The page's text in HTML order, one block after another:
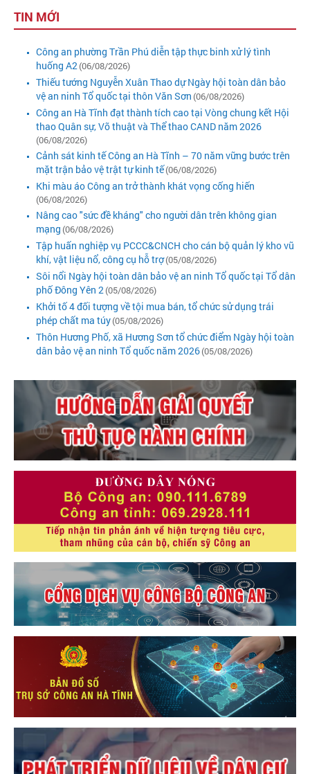
TIN MỚI
Công an phường Trần Phú diễn tập thực binh xử lý tình
huống A2(06/08/2026)
Thiếu tướng Nguyễn Xuân Thao dự Ngày hội toàn dân bảo
vệ an ninh Tổ quốc tại thôn Văn Sơn (06/08/2026)
Công an Hà Tĩnh đạt thành tích cao tại Vòng chung kết Hội
thao Quân sự, Võ thuật và Thể thao CAND năm 2026
(06/08/2026)
Cảnh sát kinh tế Công an Hà Tĩnh – 70 năm vững bước trên
mặt trận bảo vệ trật tự kinh tế(06/08/2026)
Khi màu áo Công an trở thành khát vọng cống hiến
(06/08/2026)
Nâng cao "sức đề kháng" cho người dân trên không gian
mạng (06/08/2026)
Tập huấn nghiệp vụ PCCC&CNCH cho cán bộ quản lý kho vũ
khí, vật liệu nổ, công cụ hỗ trợ(05/08/2026)
Sôi nổi Ngày hội toàn dân bảo vệ an ninh Tổ quốc tại Tổ dân
phố Đông Yên 2(05/08/2026)
Khởi tố 4 đối tượng về tội mua bán, tổ chức sử dụng trái
phép chất ma túy(05/08/2026)
Thôn Hương Phố, xã Hương Sơn tổ chức điểm Ngày hội toàn
dân bảo vệ an ninh Tổ quốc năm 2026(05/08/2026)